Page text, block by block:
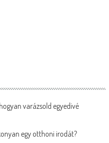
varázsold egyedivé
egy otthoni irodát?